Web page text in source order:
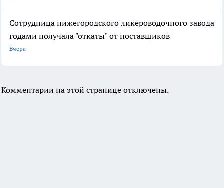
Сотрудница нижегородского ликероводочного завода
годами получала "откаты" от поставщиков
Вчера
Комментарии на этой странице отключены.